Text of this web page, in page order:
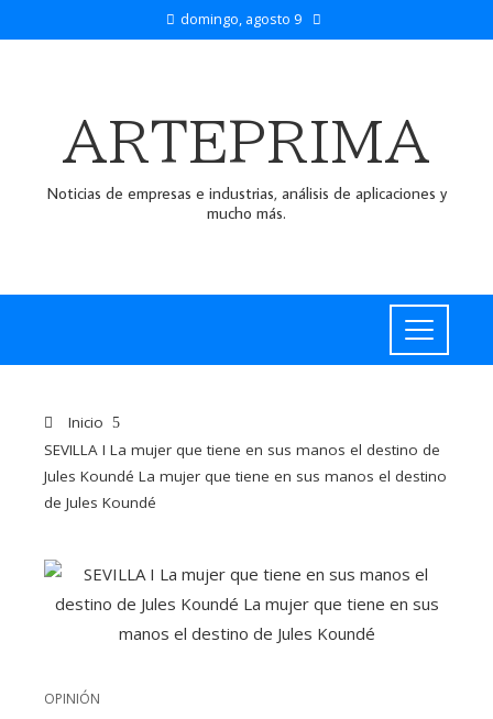
domingo, agosto 9
ARTEPRIMA
Noticias de empresas e industrias, análisis de aplicaciones y
mucho más.
Inicio
SEVILLA I La mujer que tiene en sus manos el destino de
Jules Koundé La mujer que tiene en sus manos el destino
de Jules Koundé
OPINIÓN